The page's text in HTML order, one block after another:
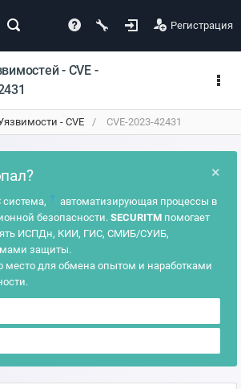
Регистрация
- CVE -
- CVE CVE-2023-42431
×
система, ?
автоматизирующая процессы в
безопасности. SECURITM помогает
ИСПДн, КИИ, ГИС, СМИБ/СУИБ,
защиты.
место для обмена опытом и наработками